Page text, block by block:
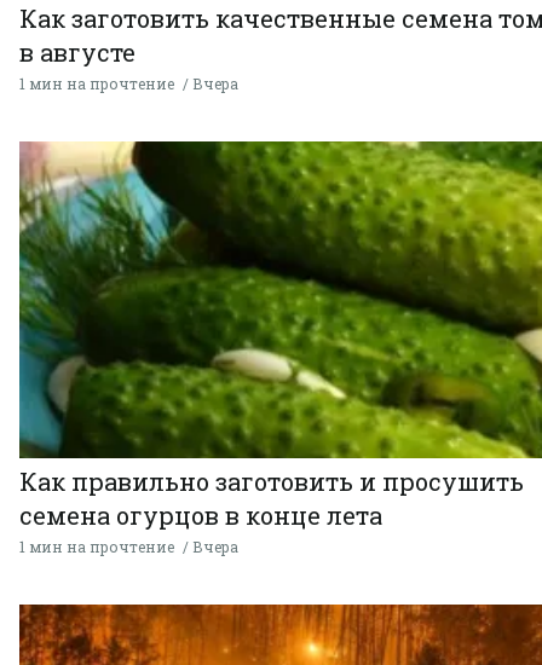
Как заготовить качественные семена
в августе
1 мин на прочтение Вчера
Как правильно заготовить и просушить
семена огурцов в конце лета
1 мин на прочтение Вчера